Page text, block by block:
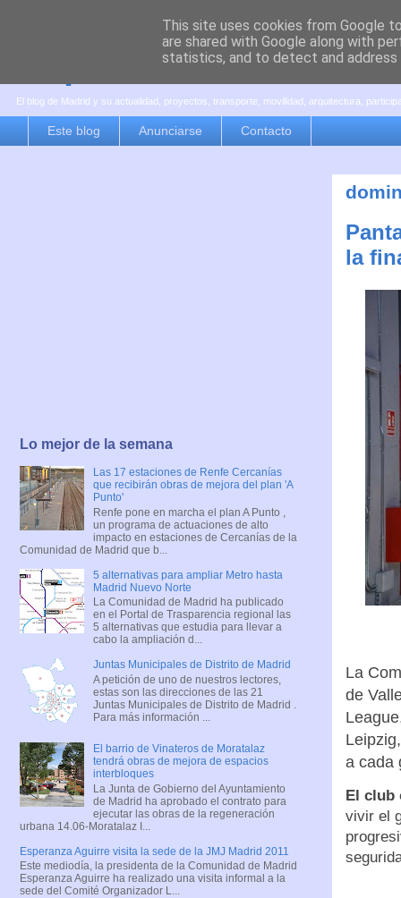
es por madrid
El blog de Madrid y su actualidad, proyectos, transporte, movilidad, arquitectura,
Este blog Anunciarse Contacto
la
La
de
a cada
El club
vivir el
Lo mejor de la semana
Las 17 estaciones de Renfe Cercanías
que recibirán obras de mejora del plan 'A
Punto'
Renfe pone en marcha el plan A Punto ,
un programa de actuaciones de alto
impacto en estaciones de Cercanías de la
Comunidad de Madrid que b...
5 alternativas para ampliar Metro hasta
Madrid Nuevo Norte
La Comunidad de Madrid ha publicado
en el Portal de Trasparencia regional las
5 alternativas que estudia para llevar a
cabo la ampliación d...
Juntas Municipales de Distrito de Madrid
A petición de uno de nuestros lectores,
estas son las direcciones de las 21
Juntas Municipales de Distrito de Madrid .
Para más información ...
El barrio de Vinateros de Moratalaz
tendrá obras de mejora de espacios
interbloques
La Junta de Gobierno del Ayuntamiento
de Madrid ha aprobado el contrato para
ejecutar las obras de la regeneración
urbana 14.06-Moratalaz I...
Esperanza Aguirre visita la sede de la JMJ Madrid 2011
Este mediodía, la presidenta de la Comunidad de Madrid
Esperanza Aguirre ha realizado una visita informal a la
sede del Comité Organizador L...
This site uses cookies from Google
are shared with Google along with
statistics, and to detect and address